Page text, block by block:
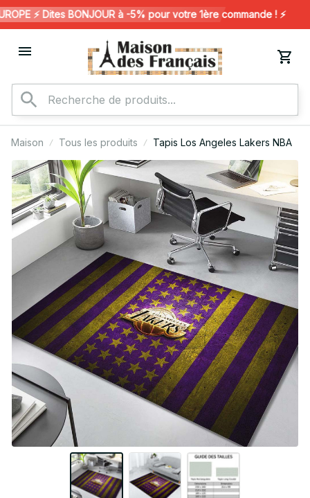
⚡️ Dites BONJOUR à -5% pour votre 1ère commande ! ⚡️
Maison Tous les produits Tapis Los Angeles Lakers NBA